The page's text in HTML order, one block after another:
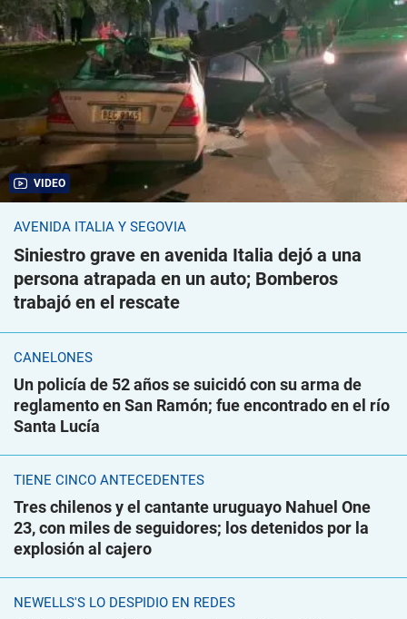
VIDEO
AVENIDA ITALIA Y SEGOVIA
Siniestro grave en avenida Italia dejó a una
persona atrapada en un auto; Bomberos
trabajó en el rescate
CANELONES
Un policía de 52 años se suicidó con su arma de
reglamento en San Ramón; fue encontrado en el río
Santa Lucía
TIENE CINCO ANTECEDENTES
Tres chilenos y el cantante uruguayo Nahuel One
23, con miles de seguidores; los detenidos por la
explosión al cajero
NEWELLS'S LO DESPIDIÓ EN REDES